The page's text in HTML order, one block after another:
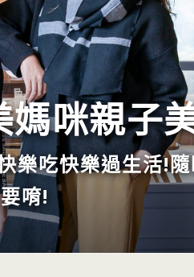
媽咪親子
樂吃快樂過生活!
要唷!